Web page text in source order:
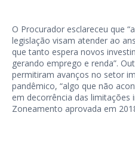
O Procurador esclareceu que
legislação visam atender ao
que tanto espera novos
gerando emprego e renda”.
permitiram avanços no setor
pandêmico, “algo que não
em decorrência das limitações
Zoneamento aprovada em